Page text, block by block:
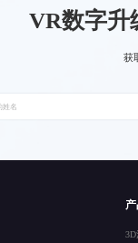
VR数字升
获